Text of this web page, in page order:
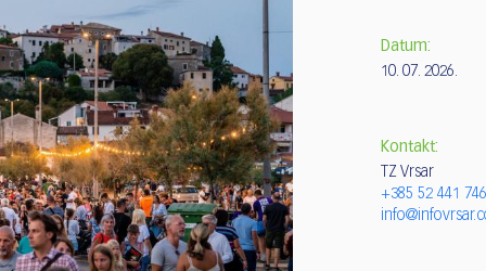
Datum:
10. 07. 2026.
Kontakt:
TZ Vrsar
+385 52 441 746